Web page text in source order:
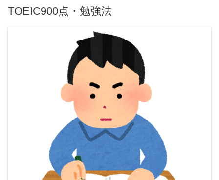
TOEIC900点・勉強法